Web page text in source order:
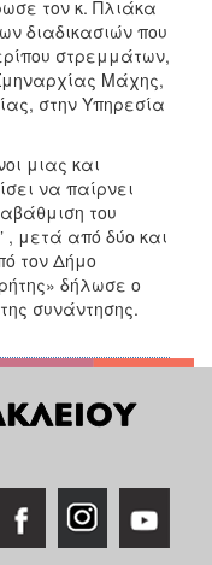
τον κ. Πλιάκα
διαδικασιών που
στρεμμάτων,
Μάχης,
στην Υπηρεσία
μιας και
να παίρνει
του
, μετά από δύο και
τον Δήμο
δήλωσε ο
συνάντησης.